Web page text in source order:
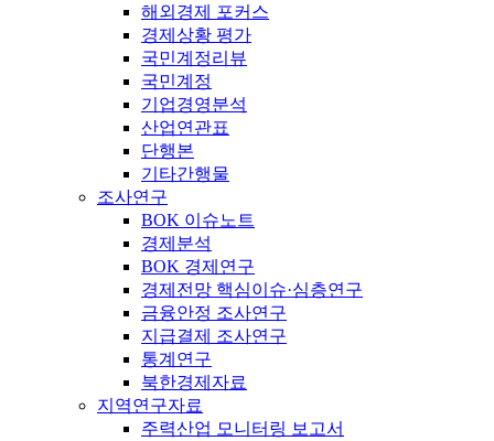
해외경제 포커스
경제상황 평가
국민계정리뷰
국민계정
기업경영분석
산업연관표
단행본
기타간행물
조사연구
BOK 이슈노트
경제분석
BOK 경제연구
경제전망 핵심이슈·심층연구
금융안정 조사연구
지급결제 조사연구
통계연구
북한경제자료
지역연구자료
주력산업 모니터링 보고서